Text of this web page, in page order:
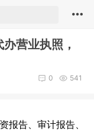
营业执照，
541
0
报告、审计报告、